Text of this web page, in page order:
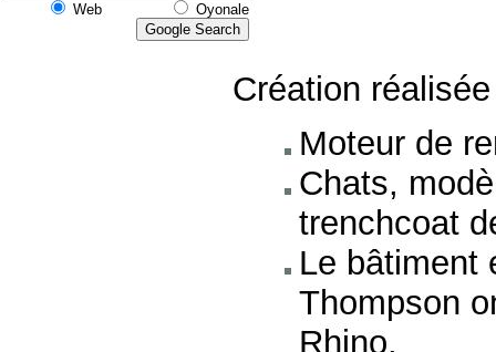
Web Oyonale
Création
Moteur de
Chats,
trenchcoat
Le bâtiment
Thompson
Rhino.